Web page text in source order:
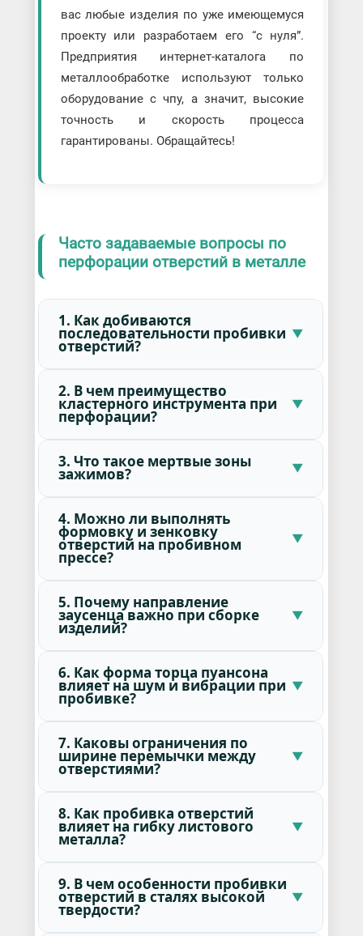
вас любые изделия по уже имеющемуся
проекту или разработаем его “с нуля”.
Предприятия интернет-каталога по
металлообработке используют только
оборудование с чпу, а значит, высокие
точность и скорость процесса
гарантированы. Обращайтесь!
Часто задаваемые вопросы по
перфорации отверстий в металле
1. Как добиваются
последовательности пробивки
отверстий?
2. В чем преимущество
кластерного инструмента при
перфорации?
3. Что такое мертвые зоны
зажимов?
4. Можно ли выполнять
формовку и зенковку
отверстий на пробивном
прессе?
5. Почему направление
заусенца важно при сборке
изделий?
6. Как форма торца пуансона
влияет на шум и вибрации при
пробивке?
7. Каковы ограничения по
ширине перемычки между
отверстиями?
8. Как пробивка отверстий
влияет на гибку листового
металла?
9. В чем особенности пробивки
отверстий в сталях высокой
твердости?